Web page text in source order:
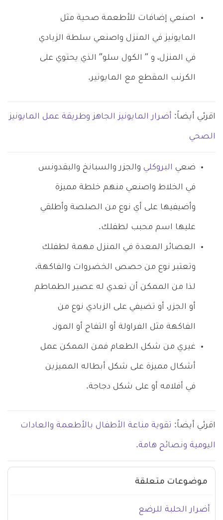
اصنعي إضافات للأطعمة صحية مثل
المايونيز في المنزل واصنعي سلطة الزبادي
في المنزل، و ” الكول سلو” الذي يحتوي على
الكرنب المقطع مع المايونير.
اقرئي أيضاً: أضرار المايونيز الجاهز وطريقة عمل المايونيز
الصحي
ضعي البروكلي والجزر والسبانخ والبقدونس
في الخلاط واصنعي منهم خلطة مميزة
وأضيفيها على أي نوع من الصلصة وأطلقي
عليها اسم محبب لطفلك.
العصائر المعدة في المنزل مهمة لطفلك
وتعتبر نوع من حصص الخضروات والفاكهة،
لذا من الممكن أن تعدي له عصير الطماطم
أو الجزر، أو تضيفي على الزبادي نوع من
الفاكهة مثل الفراولة أو التفاح أو الموز.
غيري من شكل الطعام فمن الممكن عمل
أشكال مميزة على شكل أبطاله المميزين
في أفلامه أو على شكل دجاجة.
اقرئي أيضاً: تقوية مناعة الأطفال بالأطعمة والعادات
اليومية ونصائح هامة.
موضوعات متعلقة
أضرار الحلبة للرضع